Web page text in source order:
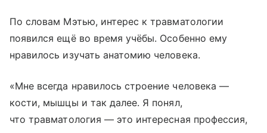
По словам Мэтью, интерес к травматологии
появился ещё во время учёбы. Особенно ему
нравилось изучать анатомию человека.
«Мне всегда нравилось строение человека —
кости, мышцы и так далее. Я понял,
что травматология — это интересная профессия,